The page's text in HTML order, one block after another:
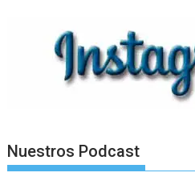
Nuestros Podcast